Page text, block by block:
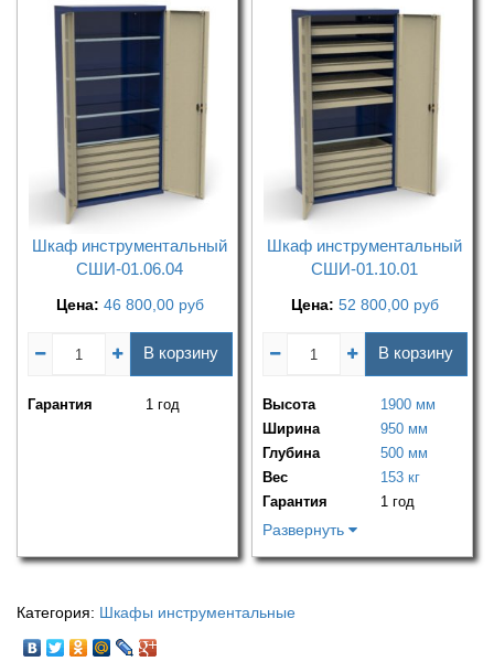
Шкаф инструментальный
СШИ-01.06.04
Цена: 46 800,00 руб
В корзину
Гарантия 1 год
Шкаф инструментальный
СШИ-01.10.01
Цена: 52 800,00 руб
В корзину
Высота
1900 мм
Ширина
950 мм
Глубина
500 мм
Вес
153 кг
Гарантия
1 год
Развернуть
Категория: Шкафы инструментальные